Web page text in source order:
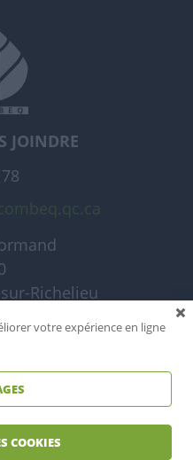
JOINDRE
Richelieu
- Combeq 2026
agence web
votre expérience en ligne
COOKIES